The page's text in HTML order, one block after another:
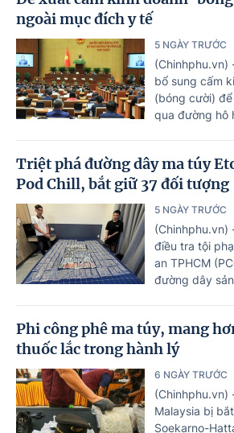
ngoài mục đích y tế
5 NGÀY TRƯỚC
(Chinhphu.vn)
bổ sung cấm
(bóng cười)
qua đường hô
Triệt phá đường dây ma túy
Pod Chill, bắt giữ 37 đối tượng
5 NGÀY TRƯỚC
(Chinhphu.vn)
điều tra tội
an TPHCM
đường dây
Phi công phê ma túy, mang
thuốc lắc trong hành lý
6 NGÀY TRƯỚC
(Chinhphu.vn)
Malaysia bị
Soekarno-